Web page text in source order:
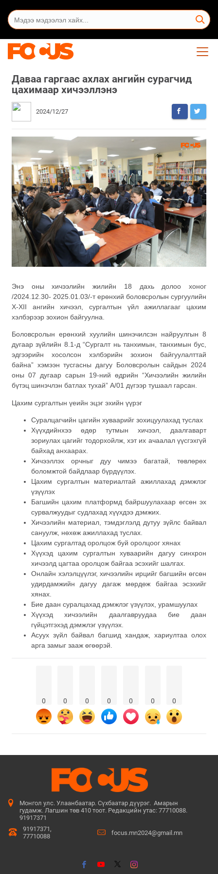
Даваа гаргаас ахлах ангийн сурагчид
цахимаар хичээллэнэ
2024/12/27
Энэ оны хичээлийн жилийн 18 дахь долоо хоног
/2024.12.30- 2025.01.03/-т ерөнхий боловсролын сургуулийн
X-XII ангийн хичээл, сургалтын үйл ажиллагааг цахим
хэлбэрээр зохион байгуулна.
Боловсролын ерөнхий хуулийн шинэчилсэн найруулгын 8
дугаар зүйлийн 8.1-д “Сургалт нь танхимын, танхимын бус,
эдгээрийн хосолсон хэлбэрийн зохион байгуулалттай
байна” хэмээн тусгасны дагуу Боловсролын сайдын 2024
оны 07 дугаар сарын 19-ний өдрийн “Хичээлийн жилийн
бүтэц шинэчлэн батлах тухай” А/01 дүгээр тушаал гарсан.
Цахим сургалтын үеийн эцэг эхийн үүрэг
Суралцагчийн цагийн хуваарийг зохицуулахад туслах
Хүүхдийнхээ өдөр тутмын хичээл, даалгаварт
зориулах цагийг тодорхойлж, хэт их ачаалал үүсгэхгүй
байхад анхаарах.
Хичээллэх орчныг дуу чимээ багатай, төвлөрөх
боломжтой байдлаар бүрдүүлэх.
Цахим сургалтын материалтай ажиллахад дэмжлэг
үзүүлэх
Багшийн цахим платформд байршуулахаар өгсөн эх
сурвалжуудыг судлахад хүүхдээ дэмжих.
Хичээлийн материал, тэмдэглэлд дутуу зүйлс байвал
сануулж, нөхөж ажиллахад туслах.
Цахим сургалтад оролцож буй оролцоог хянах
Хүүхэд цахим сургалтын хуваарийн дагуу синхрон
хичээлд цагтаа оролцож байгаа эсэхийг шалгах.
Онлайн хэлэлцүүлэг, хичээлийн ирцийг багшийн өгсөн
удирдамжийн дагуу дагаж мөрдөж байгаа эсэхийг
хянах.
Бие даан суралцахад дэмжлэг үзүүлэх, урамшуулах
Хүүхэд хичээлийн даалгавруудаа бие даан
гүйцэтгэхэд дэмжлэг үзүүлэх.
Асуух зүйл байвал багшид хандаж, хариултаа олох
арга замыг зааж өгөөрэй.
0 0 0 0 0 0 0
Монгол улс. Улаанбаатар. Сүхбаатар дүүрэг. Амарын
гудамж. Лагшин төв 410 тоот. Редакцийн утас: 77710088.
91917371
91917371,
77710088
focus.mn2024@gmail.mn